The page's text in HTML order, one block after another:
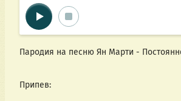
Пародия на песню Ян Марти -
Припев: